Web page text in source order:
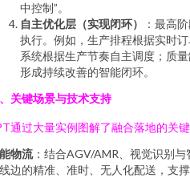
中控制”。
自主优化层（实现闭环）
：最高
执行。例如，生产排程根据实时
系统根据生产节奏自主调度；质
形成持续改善的智能闭环。
关键场景与技术支持
通过大量实例图解了融合落地的关键
物流：结合AGV/AMR、视觉识别
边的精准、准时、无人化配送，支撑